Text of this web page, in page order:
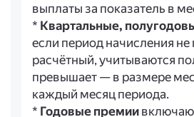
выплаты за показатель в
* Квартальные,
если период начисления
расчётный, учитываются
превышает — в размере
каждый месяц периода.
* Годовые премии